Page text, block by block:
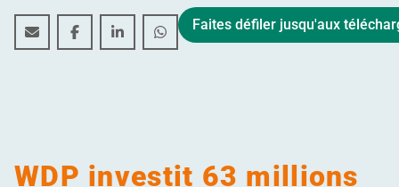
WDP investit 63 millions d’euros dans un
WDP investit 63 millions d’euros dans un
WDP investit 63 millions d’euros dans
WDP investit 63 millions d’euros
Faites défiler jusqu'aux
WDP investit 63 millions